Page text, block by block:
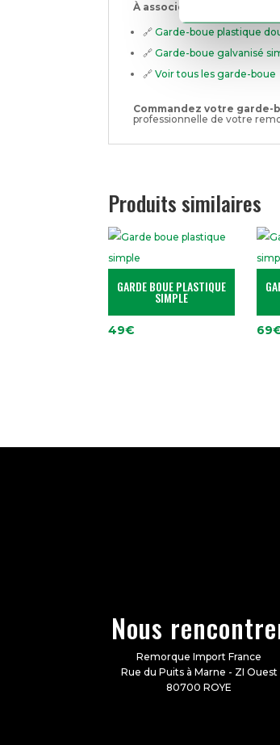
À associer avec :
🔗Garde-boue plastique
🔗Garde-boue galvanisé
🔗Voir tous les garde-boue
Commandez votre garde-
professionnelle de votre
Produits similaires
GARDE BOUE PLASTIQUE
SIMPLE
49€ 69
Nous
Remorque Import France
Rue du Puits à Marne - ZI Ouest
80700 ROYE